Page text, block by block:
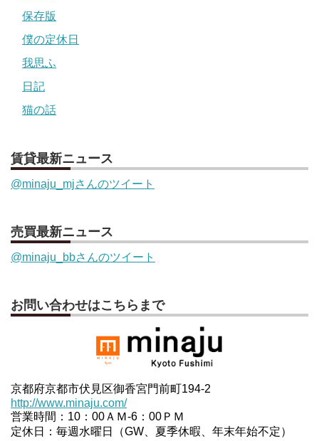
保存版
僕の定休日
我思ふ
日記
猫の話
賃貸最新ニュース
@minaju_mjさんのツイート
売買最新ニュース
@minaju_bbさんのツイート
お問い合わせはこちらまで
京都府京都市伏見区御香宮門前町194-2
http://www.minaju.com/
営業時間：10：00ＡＭ-6：00ＰＭ
定休日：毎週水曜日（GW、夏季休暇、年末年始不定）